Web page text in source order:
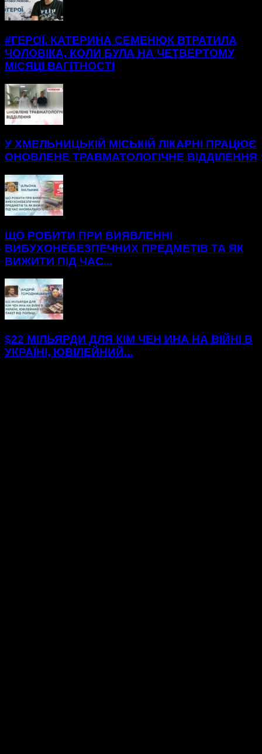
#ГЕРОЇ. КАТЕРИНА СЕМЕНЮК ВТРАТИЛА
ЧОЛОВІКА, КОЛИ БУЛА НА ЧЕТВЕРТОМУ
МІСЯЦІ ВАГІТНОСТІ
У ХМЕЛЬНИЦЬКІЙ МІСЬКІЙ ЛІКАРНІ ПРАЦЮЄ
ОНОВЛЕНЕ ТРАВМАТОЛОГІЧНЕ ВІДДІЛЕННЯ
ЩО РОБИТИ ПРИ ВИЯВЛЕННІ
ВИБУХОНЕБЕЗПЕЧНИХ ПРЕДМЕТІВ ТА ЯК
ВИЖИТИ ПІД ЧАС...
$22 МІЛЬЯРДИ ДЛЯ КІМ ЧЕН ИНА НА ВІЙНІ В
УКРАЇНІ, ЮВІЛЕЙНИЙ...